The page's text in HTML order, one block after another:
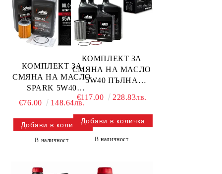
КОМПЛЕКТ ЗА
СМЯНА НА МАСЛО
SPARK 5W40
ПЪЛНА
900+CC — 9779951
BRP
€76.00 148.64лв.
В наличност
КОМПЛЕКТ ЗА
СМЯНА НА МАСЛО
5W40 ПЪЛНА
1500+CC — 9779950
BRP
€117.00 228.83лв.
В наличност